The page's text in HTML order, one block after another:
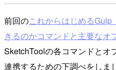
前回のこれからはじめる
きるのかコマンドと主要なオ
SketchToolの各コマンドとオ
連携するための下調べをしま